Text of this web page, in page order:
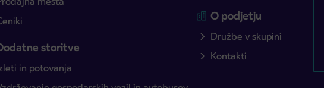
storitve
in potovanja
O podjetju
Družbe v skupini
Kontakti